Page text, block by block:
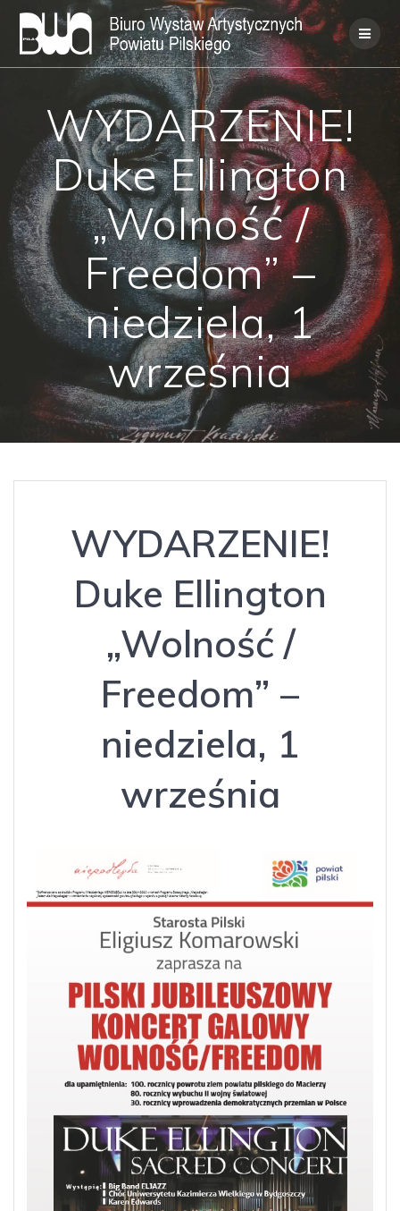
Skip
to
content
WYDARZENIE!
Duke Ellington
„Wolność /
Freedom” –
niedziela, 1
września
WYDARZENIE!
Duke Ellington
„Wolność /
Freedom” –
niedziela, 1
września